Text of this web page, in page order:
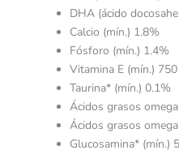
DHA (ácido
Calcio (mín.) 1.8%
Fósforo (mín.) 1.4%
Vitamina E (mín.)
Taurina* (mín.) 0.1%
Ácidos grasos
Ácidos grasos
Glucosamina* (mín.)